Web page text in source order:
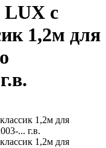
LUX с
1,2м для